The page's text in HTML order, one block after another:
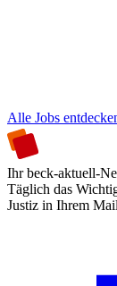
Alle Jobs
Ihr beck-aktuell-
Täglich das
Justiz in Ihrem